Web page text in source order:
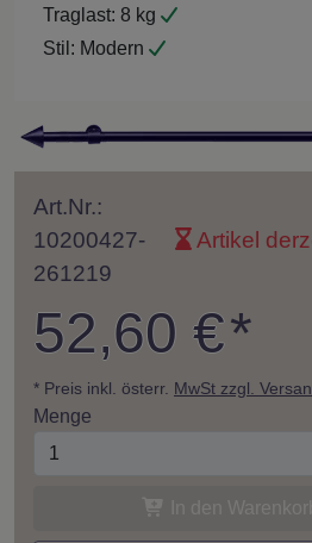
Traglast: 8 kg
Stil: Modern
Art.Nr.:
10200427-
261219
Artikel
52,60 €*
* Preis inkl. österr. MwSt zzgl.
Menge